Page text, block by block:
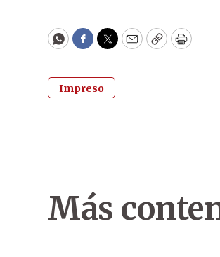
WhatsApp
Facebook
Twitter
EmailCopyPrint
Impreso
Más